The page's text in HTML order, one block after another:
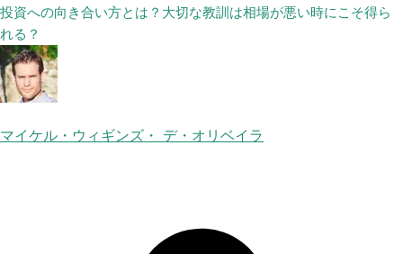
投資への向き合い方とは？大切な教訓は相場が悪い時にこそ得ら
れる？
マイケル・ウィギンズ・ デ・オリベイラ